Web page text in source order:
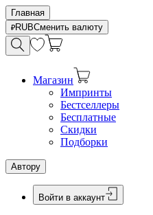
Главная
RUBСменить валюту
Магазин
Импринты
Бестселлеры
Бесплатные
Скидки
Подборки
Автору
Войти в аккаунт